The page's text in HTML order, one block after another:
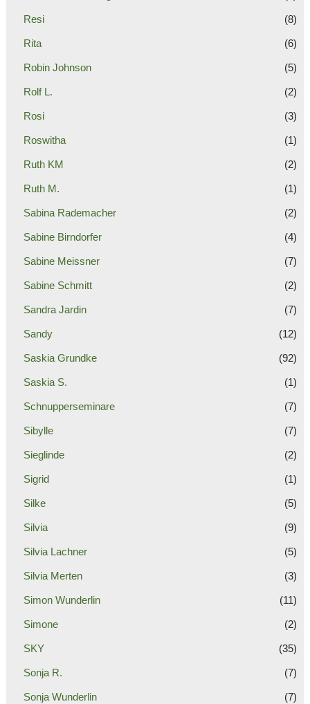
Resi (8)
Rita (6)
Robin Johnson (5)
Rolf L. (2)
Rosi (3)
Roswitha (1)
Ruth KM (2)
Ruth M. (1)
Sabina Rademacher (2)
Sabine Birndorfer (4)
Sabine Meissner (7)
Sabine Schmitt (2)
Sandra Jardin (7)
Sandy (12)
Saskia Grundke (92)
Saskia S. (1)
Schnupperseminare (7)
Sibylle (7)
Sieglinde (2)
Sigrid (1)
Silke (5)
Silvia (9)
Silvia Lachner (5)
Silvia Merten (3)
Simon Wunderlin (11)
Simone (2)
SKY (35)
Sonja R. (7)
Sonja Wunderlin (7)